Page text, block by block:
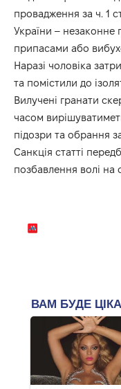
провадження за ч. 1
України –
припасами або
Наразі чоловіка
та помістили до
Вилучені гранати
часом
підозри та обрання
Санкція статті
позбавлення волі на